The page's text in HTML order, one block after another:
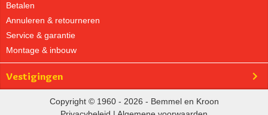
Betalen
Annuleren & retourneren
Service & garantie
Montage & inbouw
Vestigingen
Copyright © 1960 - 2026 - Bemmel en Kroon